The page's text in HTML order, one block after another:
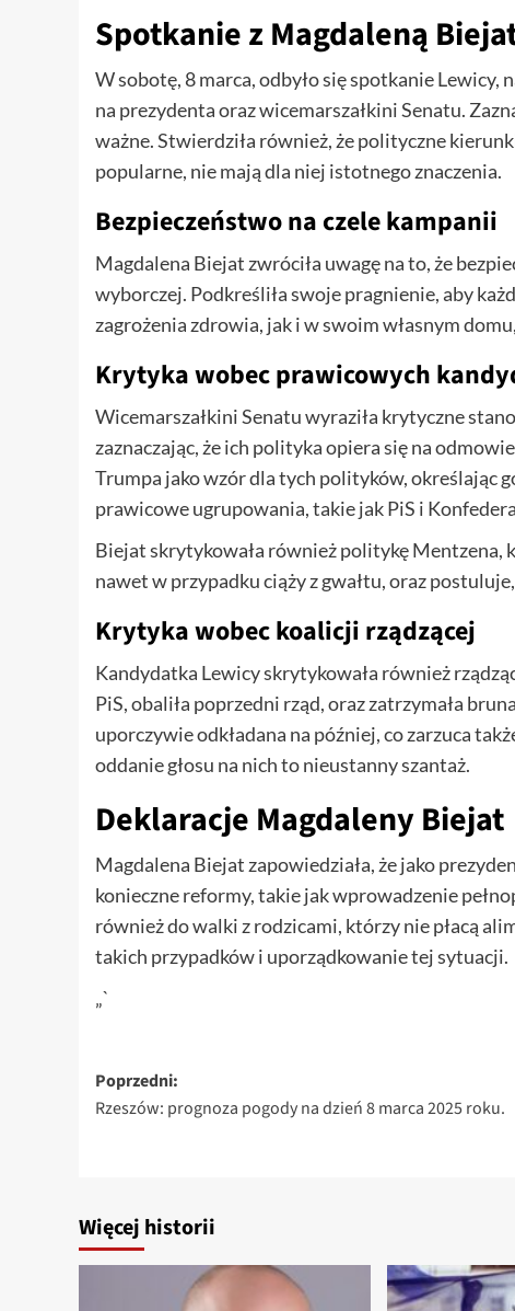
Spotkanie z Magdaleną
W sobotę, 8 marca, odbyło się spotkanie
na prezydenta oraz wicemarszałkini Senatu.
ważne. Stwierdziła również, że polityczne
popularne, nie mają dla niej istotnego znaczenia.
Bezpieczeństwo na czele kampanii
Magdalena Biejat zwróciła uwagę na to, że
wyborczej. Podkreśliła swoje pragnienie, aby
zagrożenia zdrowia, jak i w swoim własnym
Krytyka wobec prawicowych
Wicemarszałkini Senatu wyraziła krytyczne
zaznaczając, że ich polityka opiera się na
Trumpa jako wzór dla tych polityków, określając
prawicowe ugrupowania, takie jak PiS i
Biejat skrytykowała również politykę Mentzena,
nawet w przypadku ciąży z gwałtu, oraz
Krytyka wobec koalicji rządzącej
Kandydatka Lewicy skrytykowała również
PiS, obaliła poprzedni rząd, oraz zatrzymała
uporczywie odkładana na później, co zarzuca
oddanie głosu na nich to nieustanny szantaż.
Deklaracje Magdaleny Biejat
Magdalena Biejat zapowiedziała, że jako
konieczne reformy, takie jak wprowadzenie
również do walki z rodzicami, którzy nie płacą
takich przypadków i uporządkowanie tej sytuacji.
„`
Zobacz
wpisy
Poprzedni:
Rzeszów: prognoza pogody na dzień 8 marca 2025 roku.
Więcej historii